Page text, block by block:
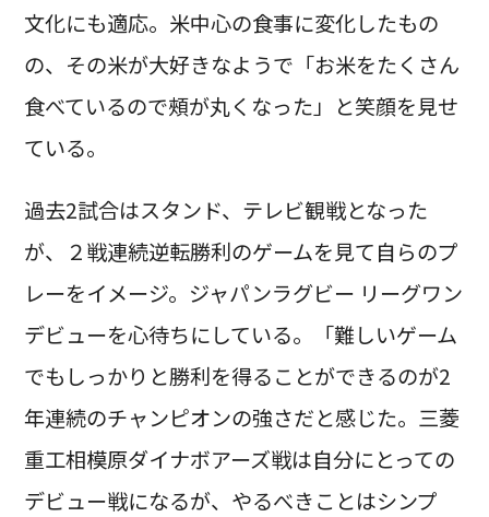
文化にも適応。米中心の食事に変化したもの
の、その米が大好きなようで「お米をたくさん
食べているので頰が丸くなった」と笑顔を見せ
ている。
過去2試合はスタンド、テレビ観戦となった
が、２戦連続逆転勝利のゲームを見て自らのプ
レーをイメージ。ジャパンラグビー リーグワン
デビューを心待ちにしている。「難しいゲーム
でもしっかりと勝利を得ることができるのが2
年連続のチャンピオンの強さだと感じた。三菱
重工相模原ダイナボアーズ戦は自分にとっての
デビュー戦になるが、やるべきことはシンプ